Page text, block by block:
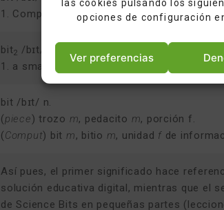
las cookies pulsando los
opciones de configuración
Ver preferencias
1. Computing: a single, basic unit of
bit2 /bɪt/ n.
1. a small piece of something
bit /bɪt/ n.
(piece) trozo m, pedacito m, porción f.
(Comput) bit m, bitio m, unidad fde
Así pues, el primer significado hace
solución educativa digital, mientras que el
de Science Bits en pequeñas partes